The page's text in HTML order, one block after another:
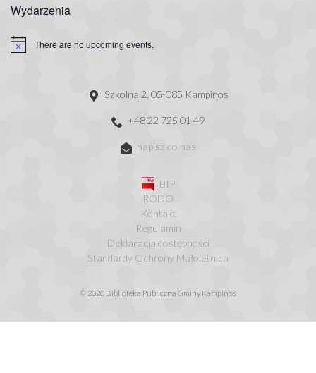
Wydarzenia
There are no upcoming events.
Szkolna 2, 05-085 Kampinos
+48 22 725 01 49
napisz do nas
BIP
RODO
Kontakt
Regulamin
Deklaracja dostępności
Standardy Ochrony Małoletnich
© 2020 Biblioteka Publiczna Gminy Kampinos